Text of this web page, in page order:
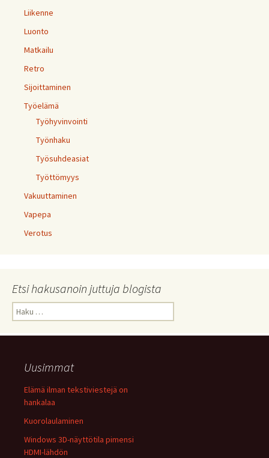
Liikenne
Luonto
Matkailu
Retro
Sijoittaminen
Työelämä
Työhyvinvointi
Työnhaku
Työsuhdeasiat
Työttömyys
Vakuuttaminen
Vapepa
Verotus
Etsi hakusanoin juttuja blogista
Haku:
Uusimmat
Elämä ilman tekstiviestejä on
hankalaa
Kuorolaulaminen
Windows 3D-näyttötila pimensi
HDMI-lähdön